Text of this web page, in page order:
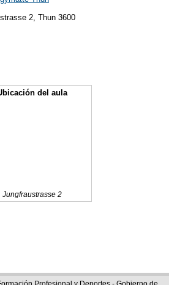
2, Thun 3600
del aula
Jungfraustrasse 2